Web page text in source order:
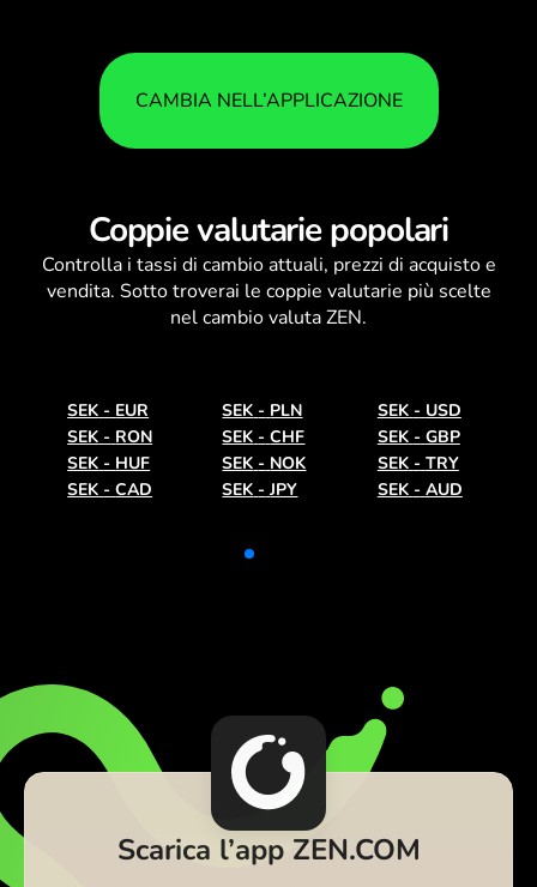
CAMBIA NELL’APPLICAZIONE
Coppie valutarie popolari
Controlla i tassi di cambioattuali, prezzi di acquisto e
vendita. Sotto troverai le coppie valutarie più scelte
nel cambio valuta ZEN.
SEK - EUR SEK - PLN SEK - USD
SEK - RON SEK - CHF SEK - GBP
SEK - HUF SEK - NOK SEK - TRY
SEK - CAD SEK - JPY SEK - AUD
Scarica l’app ZEN.COM